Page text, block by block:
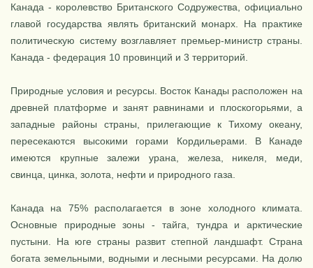
Канада - королевство Британского Содружества, официально
главой государства являть британский монарх. На практике
политическую систему возглавляет премьер-министр страны.
Канада - федерация 10 провинций и 3 территорий.
Природные условия и ресурсы. Восток Канады расположен на
древней платформе и занят равнинами и пло­скогорьями, а
западные районы страны, прилегающие к Тихому океану,
пересе­каются высокими горами Кордильера­ми. В Канаде
имеются крупные залежи урана, железа, никеля, меди,
свинца, цинка, золота, нефти и природного газа.
Канада на 75% располагается в зоне холодного климата.
Основные природные зоны - тайга, тундра и арктические
пустыни. На юге стра­ны развит степной ландшафт. Страна
богата земельными, водными и лесными ресурсами. На долю